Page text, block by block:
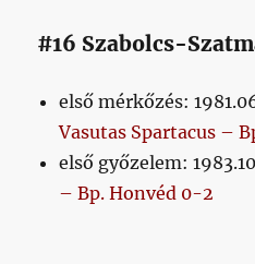
#16 Szabolcs-
első mérkőzés:
Vasutas Spartacus –
első győzelem:
– Bp. Honvéd 0-2